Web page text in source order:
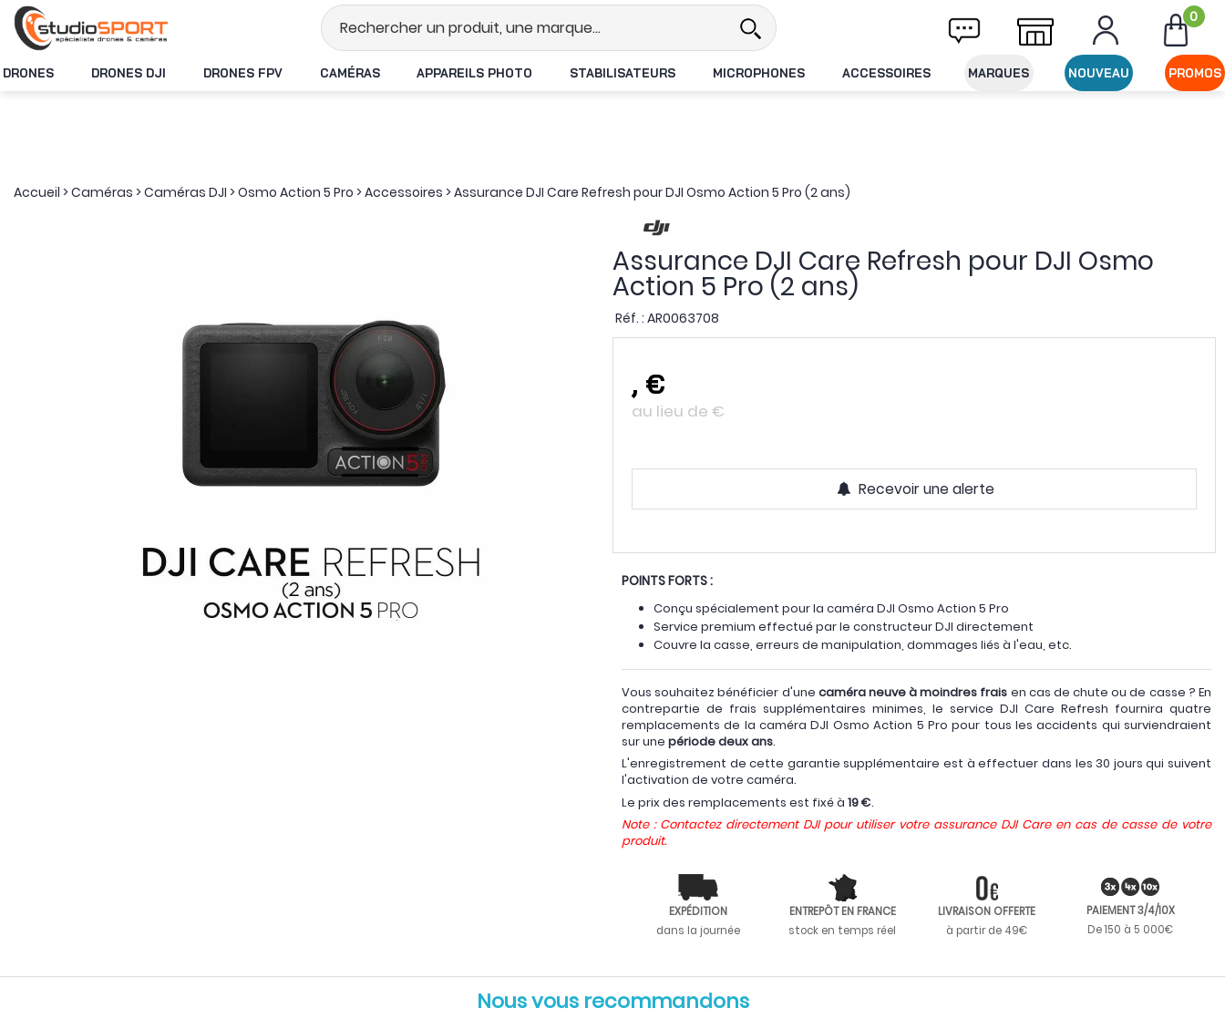
Stock en temps réel Livraison offerte dès 49€ d'achat Expédition
0
DRONES DRONES DJI DRONES FPV CAMÉRAS APPAREILS PHOTO STABILISATEURS MICROPHONES ACCESSOIRES MARQUES NOUVEAU PROMOS
Accueil >Caméras >Caméras DJI >Osmo Action 5 Pro >Accessoires >Assurance DJI Care Refresh pour DJI Osmo Action 5 Pro (2 ans)
Assurance DJI Care Refresh pour DJI Osmo
Action 5 Pro (2 ans)
Réf. : AR0063708
, €
au lieu de €
Recevoir une alerte
POINTS FORTS :
Conçu spécialement pour la caméra DJI Osmo Action 5 Pro
Service premium effectué par le constructeur DJI directement
Couvre la casse, erreurs de manipulation, dommages liés à l'eau, etc.
Vous souhaitez bénéficier d'une caméra neuve à moindres frais en cas de chute ou de casse ? En
contrepartie de frais supplémentaires minimes, le service DJI Care Refresh fournira quatre
remplacements de la caméra DJI Osmo Action 5 Pro pour tous les accidents qui surviendraient
sur une période deux ans.
L'enregistrement de cette garantie supplémentaire est à effectuer dans les 30 jours qui suivent
l'activation de votre caméra.
Le prix des remplacements est fixé à 19 €.
Note : Contactez directement DJI pour utiliser votre assurance DJI Care en cas de casse de votre
produit.
EXPÉDITION
dans la journée
ENTREPÔT EN FRANCE
stock en temps réel
LIVRAISON OFFERTE
à partir de 49€
PAIEMENT 3/4/10X
De 150 à 5 000€
Nous vous recommandons